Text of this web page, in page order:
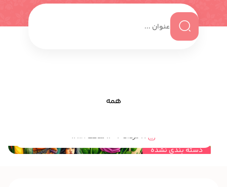
همه
دسته بندی نشده
17 مرداد 1404 ساعت 12:18